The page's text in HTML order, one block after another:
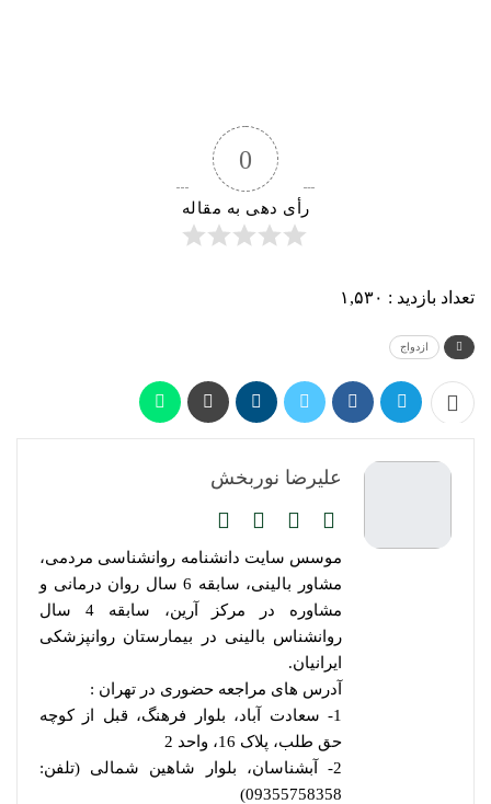
0
رأی دهی به مقاله
تعداد بازدید : ۱,۵۳۰
ازدواج
علیرضا نوربخش
موسس سایت دانشنامه روانشناسی مردمی،
مشاور بالینی، سابقه 6 سال روان درمانی و
مشاوره در مرکز آرین، سابقه 4 سال
روانشناس بالینی در بیمارستان روانپزشکی
ایرانیان.
آدرس های مراجعه حضوری در تهران :
1- سعادت آباد، بلوار فرهنگ، قبل از کوچه
حق طلب، پلاک 16، واحد 2
2- آبشناسان، بلوار شاهین شمالی (تلفن:
09355758358)